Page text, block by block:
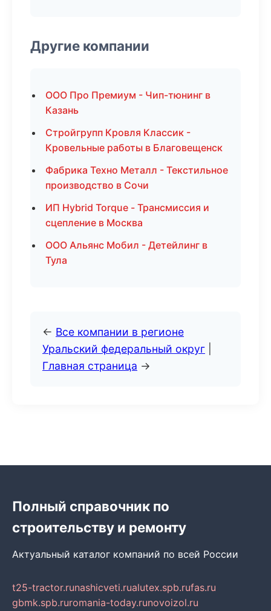
Другие компании
ООО Про Премиум - Чип-тюнинг в
Казань
Стройгрупп Кровля Классик -
Кровельные работы в Благовещенск
Фабрика Техно Металл - Текстильное
производство в Сочи
ИП Hybrid Torque - Трансмиссия и
сцепление в Москва
ООО Альянс Мобил - Детейлинг в
Тула
← Все компании в регионе
Уральский федеральный округ
Главная страница →
Полный справочник по
строительству и ремонту
Актуальный каталог компаний по всей России
t25-tractor.runashicveti.rualutex.spb.rufas.ru
gbmk.spb.ruromania-today.runovoizol.ru